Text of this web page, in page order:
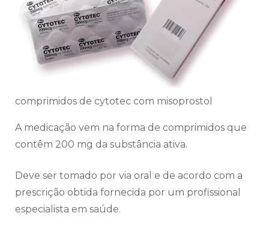
comprimidos de cytotec com misoprostol
A medicação vem na forma de comprimidos que
contêm 200 mg da substância ativa.
Deve ser tomado por via oral e de acordo com a
prescrição obtida fornecida por um profissional
especialista em saúde.